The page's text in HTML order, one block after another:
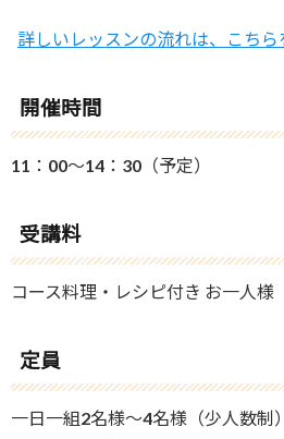
詳しいレッスンの流れは、こちら
開催時間
11：00～14：30（予定）
受講料
コース料理・レシピ付き お一人様
定員
一日一組2名様～4名様（少人数